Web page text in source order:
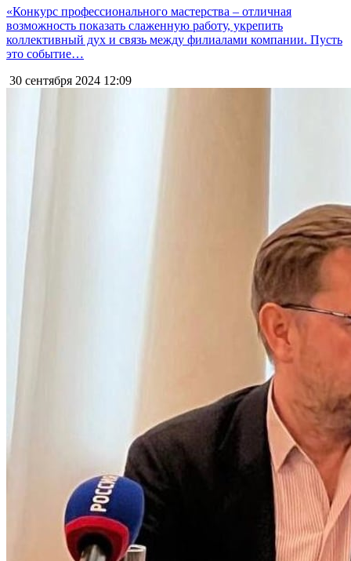
«Конкурс профессионального мастерства – отличная
возможность показать слаженную работу, укрепить
коллективный дух и связь между филиалами компании. Пусть
это событие…
30 сентября 2024 12:09